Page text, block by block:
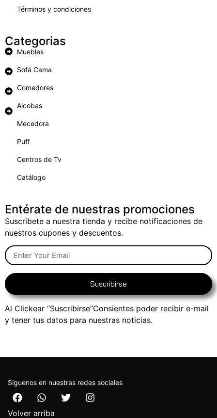
Términos y condiciones
Categorias
Muebles
Sofá Cama
Comedores
Alcobas
Mecedora
Puff
Centros de Tv
Catálogo
Entérate de nuestras promociones
Suscribete a nuestra tienda y recibe notificaciones de
nuestros cupones y descuentos.
Suscribirse
Al Clickear “Suscribirse”Consientes poder recibir e-mail
y tener tus datos para nuestras noticias.
Síguenos en nuestras redes sociales
Volver arriba